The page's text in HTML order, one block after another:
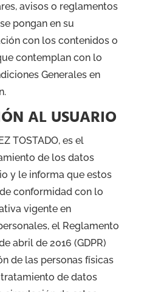
avisos o reglamentos
pongan en su
con los contenidos o
contemplan con lo
Generales en
AL USUARIO
TOSTADO, es el
de los datos
y le informa que estos
conformidad con lo
vigente en
el Reglamento
abril de 2016 (GDPR)
de las personas físicas
de datos